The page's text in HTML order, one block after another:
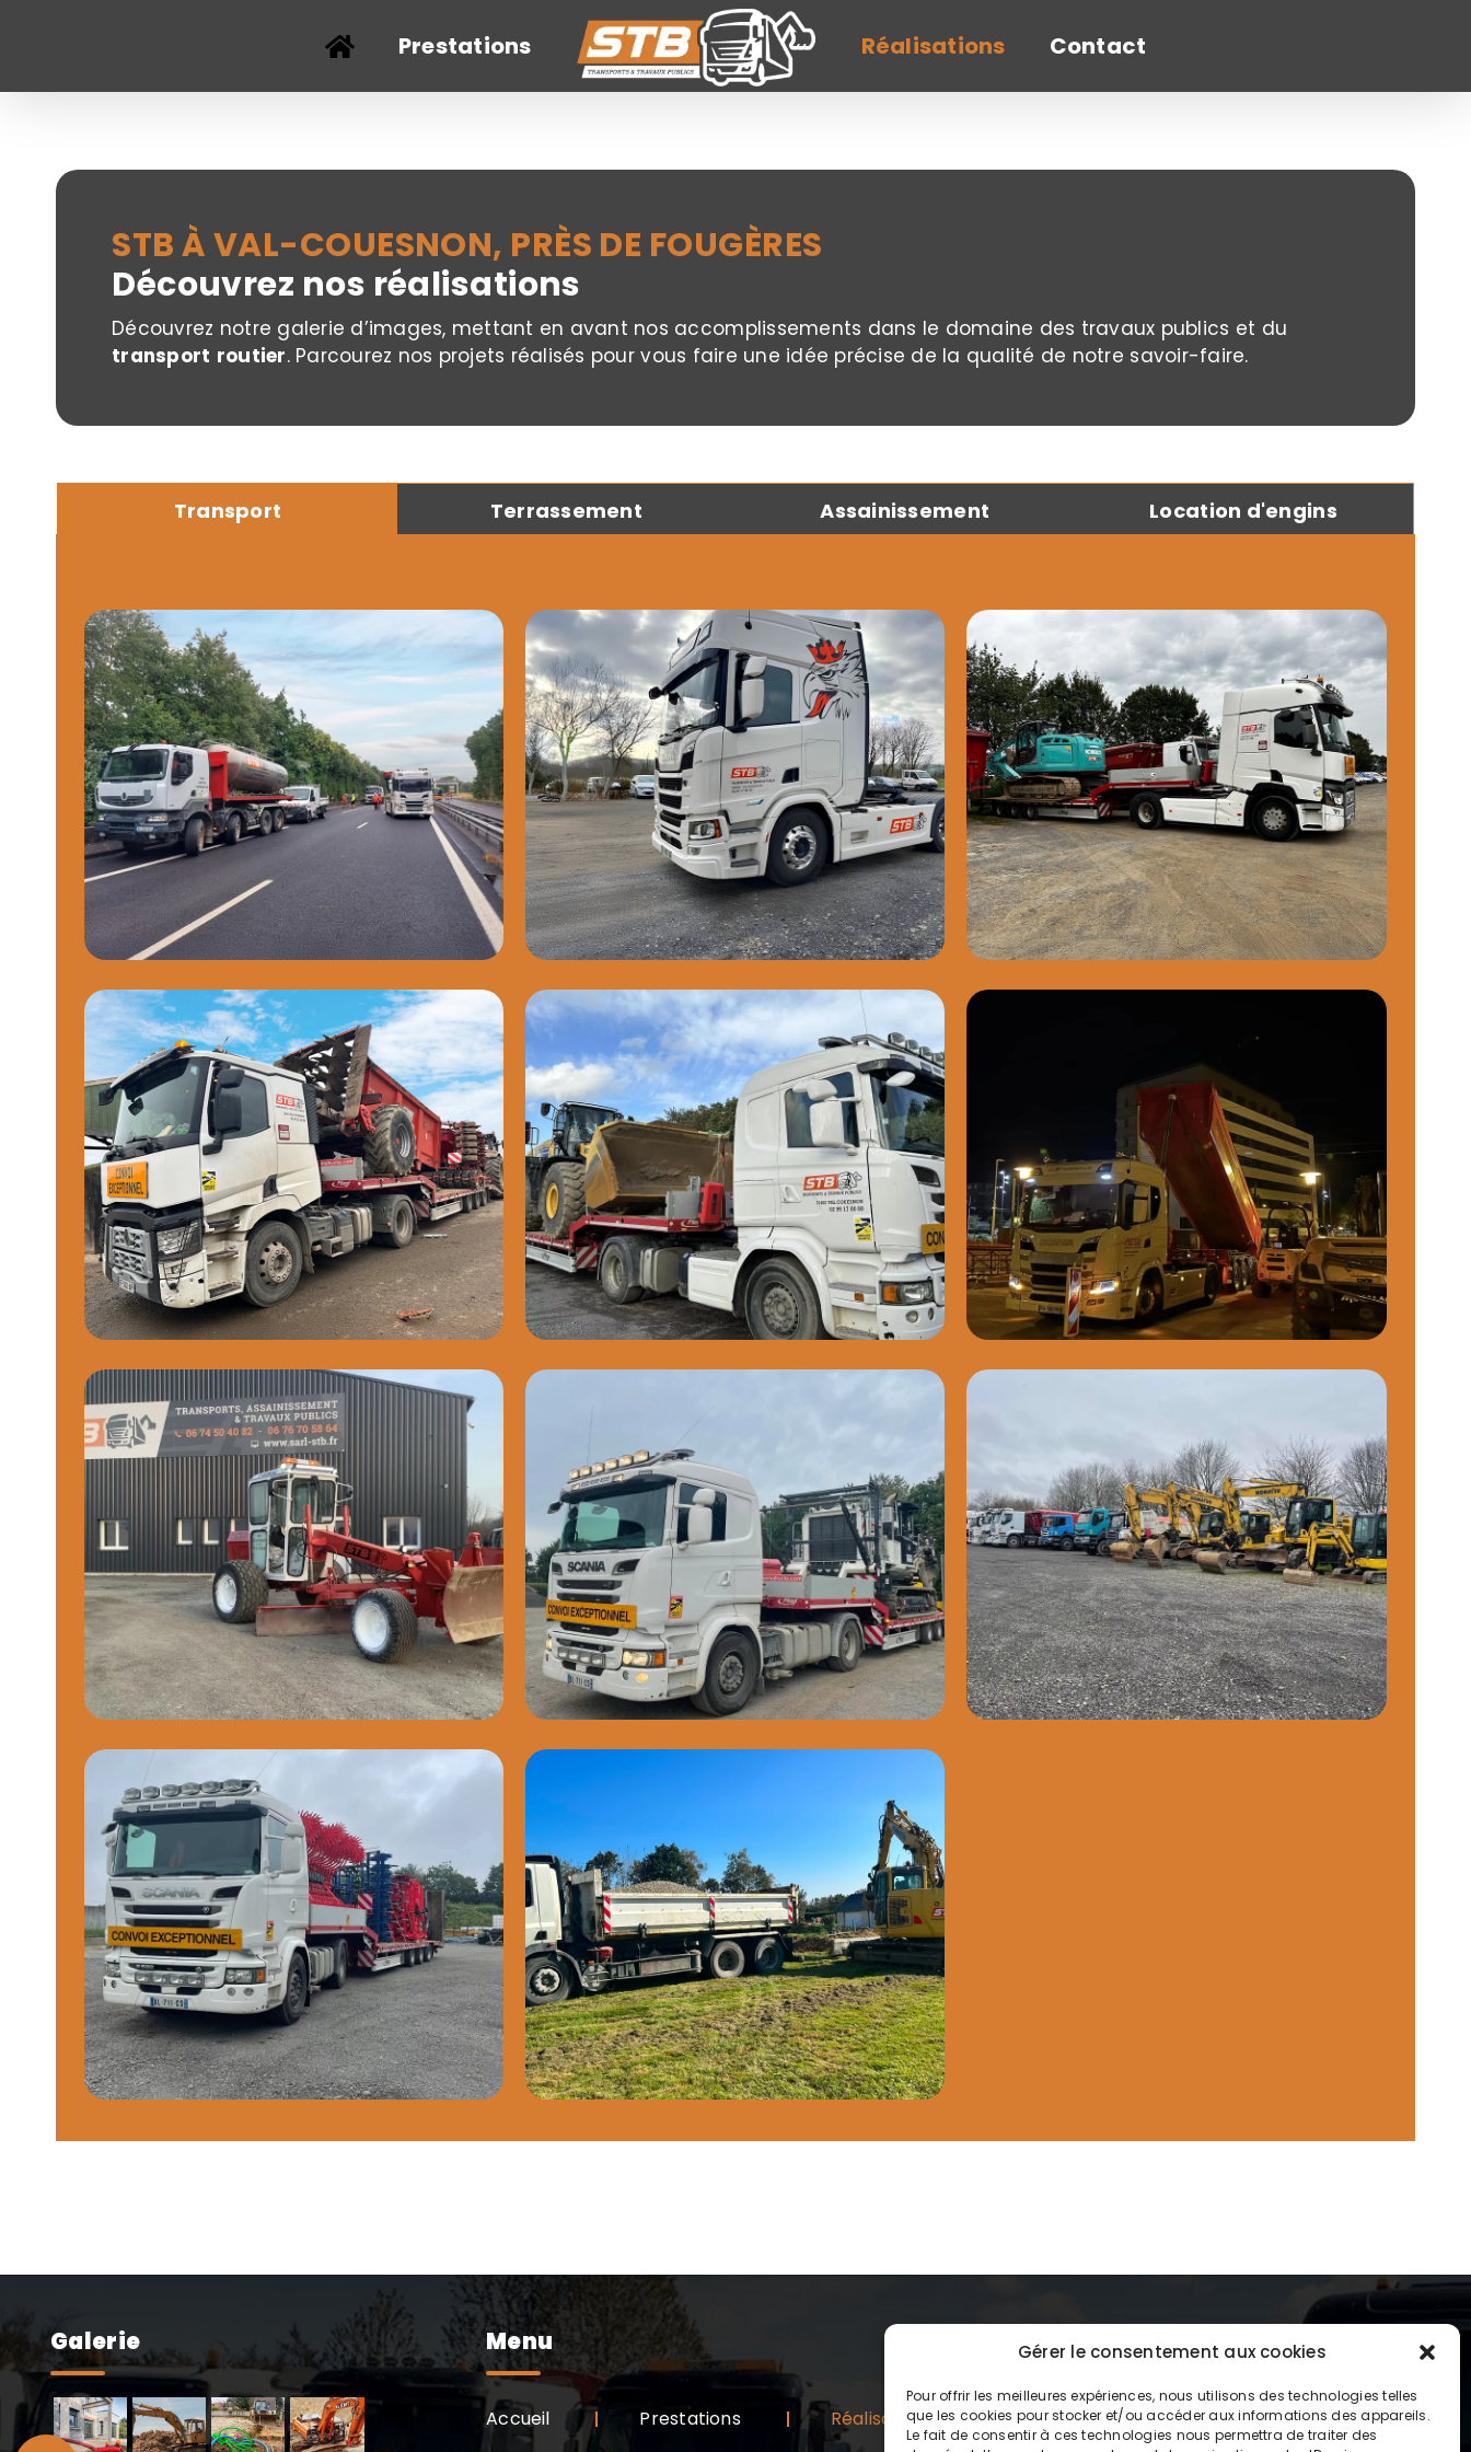
Gérer le consentement aux cookies
Pour offrir les meilleures expériences, nous utilisons des technologies telles
que les cookies pour stocker et/ou accéder aux informations des appareils.
Le fait de consentir à ces technologies nous permettra de traiter des
Prestations Réalisations Contact
STB À VAL-COUESNON, PRÈS DE FOUGÈRES
Découvrez nos réalisations
Découvrez notre galerie d’images, mettant en avant nos accomplissements dans le domaine des travaux publics et du
transport routier. Parcourez nos projets réalisés pour vous faire une idée précise de la qualité de notre savoir-faire.
Transport Terrassement Assainissement Location d'engins
Galerie Menu
Accueil Prestations Réalisations